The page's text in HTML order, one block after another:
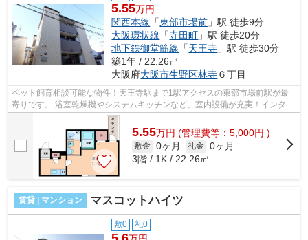
5.55万円
関西本線 「東部市場前 」駅 徒歩9分
大阪環状線 「寺田町 」駅 徒歩20分
地下鉄御堂筋線 「天王寺 」駅 徒歩30分
築1年 / 22.26㎡
大阪府大阪市生野区林寺６丁目
ペット飼育相談可能な物件！天王寺駅まで1駅アクセスの東部市場前駅が最
寄りです。 浴室乾燥機やシステムキッチンなど、室内設備が充実！インター
ネットが無料で使えて、月々の出費を...
5.55万円 (管理費等：5,000円 )
敷金 0ヶ月 礼金 0ヶ月
3階 / 1K / 22.26㎡
賃貸 | マンション マスコットハイツ
敷0 礼0